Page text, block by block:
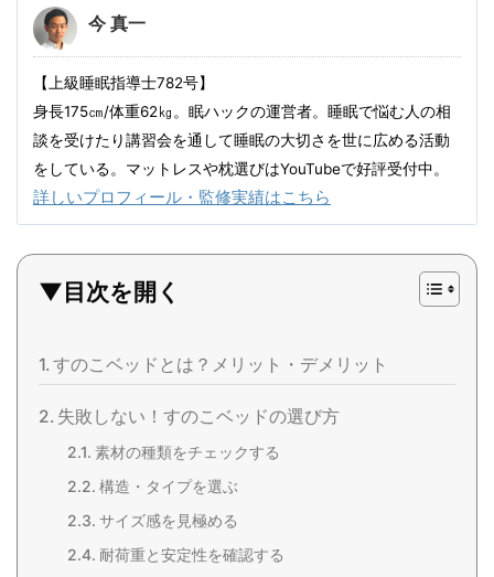
今 真一
【上級睡眠指導士782号】
身長175㎝/体重62㎏。眠ハックの運営者。睡眠で悩む人の相
談を受けたり講習会を通して睡眠の大切さを世に広める活動
をしている。マットレスや枕選びはYouTubeで好評受付中。
詳しいプロフィール・監修実績はこちら
▼目次を開く
すのこベッドとは？メリット・デメリット
失敗しない！すのこベッドの選び方
素材の種類をチェックする
構造・タイプを選ぶ
サイズ感を見極める
耐荷重と安定性を確認する